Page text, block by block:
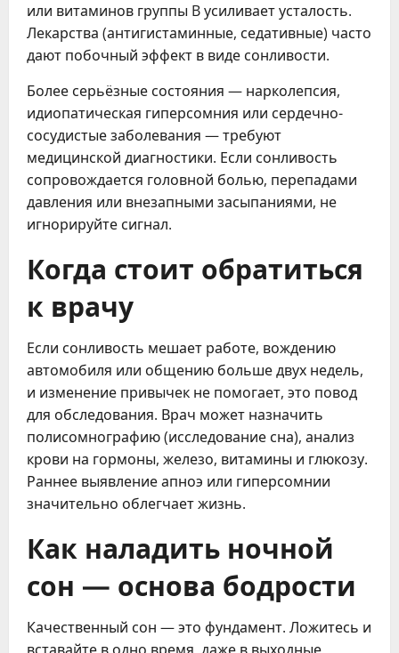
или витаминов группы B усиливает усталость.
Лекарства (антигистаминные, седативные) часто
дают побочный эффект в виде сонливости.
Более серьёзные состояния — нарколепсия,
идиопатическая гиперсомния или сердечно-
сосудистые заболевания — требуют
медицинской диагностики. Если сонливость
сопровождается головной болью, перепадами
давления или внезапными засыпаниями, не
игнорируйте сигнал.
Когда стоит обратиться
к врачу
Если сонливость мешает работе, вождению
автомобиля или общению больше двух недель,
и изменение привычек не помогает, это повод
для обследования. Врач может назначить
полисомнографию (исследование сна), анализ
крови на гормоны, железо, витамины и глюкозу.
Раннее выявление апноэ или гиперсомнии
значительно облегчает жизнь.
Как наладить ночной
сон — основа бодрости
Качественный сон — это фундамент. Ложитесь и